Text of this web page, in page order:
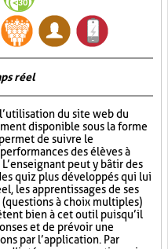
réel
du site web du
disponible sous la forme
de suivre le
des élèves à
peut y bâtir des
quiz plus développés qui lui
les apprentissages de ses
(questions à choix multiples)
bien à cet outil puisqu’il
et de prévoir une
par l’application. Par